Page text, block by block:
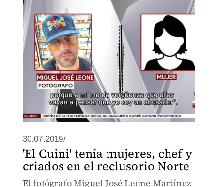
30.07.2019/
'El Cuini' tenía mujeres, chef y
criados en el reclusorio Norte
El fotógrafo Miguel José Leone Martínez